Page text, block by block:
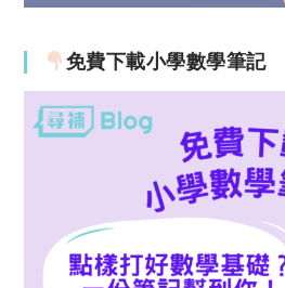
免費下載小學數學筆記